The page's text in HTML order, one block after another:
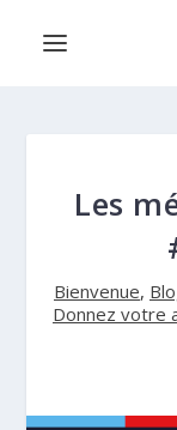
Les
Bienvenue,
Donnez votre